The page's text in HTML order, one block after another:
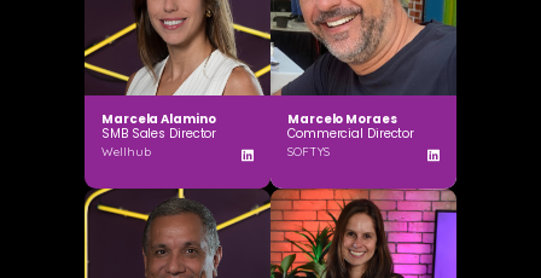
Marcela Alamino
SMB Sales Director
Wellhub
Marcelo Moraes
Commercial Director
SOFTYS